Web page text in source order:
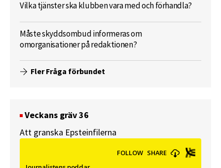
Vilka tjänster ska klubben vara med och förhandla?
Måste skyddsombud informeras om
omorganisationer på redaktionen?
Fler Fråga förbundet
Veckans gräv 36
Att granska Epsteinfilerna